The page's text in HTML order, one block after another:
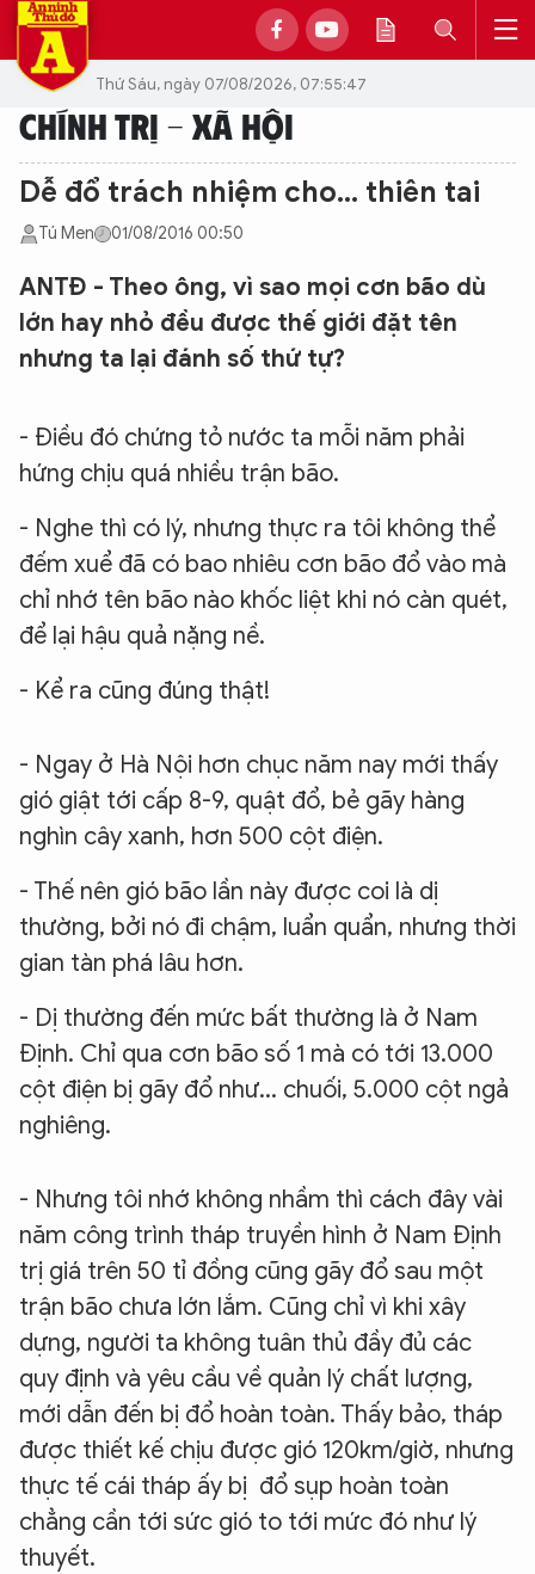
Thứ Sáu, ngày 07/08/2026, 07:55:47
CHÍNH TRỊ - XÃ HỘI
Dễ đổ trách nhiệm cho… thiên tai
Tú Men 01/08/2016 00:50
ANTĐ - Theo ông, vì sao mọi cơn bão dù
lớn hay nhỏ đều được thế giới đặt tên
nhưng ta lại đánh số thứ tự?
- Điều đó chứng tỏ nước ta mỗi năm phải
hứng chịu quá nhiều trận bão.
- Nghe thì có lý, nhưng thực ra tôi không thể
đếm xuể đã có bao nhiêu cơn bão đổ vào mà
chỉ nhớ tên bão nào khốc liệt khi nó càn quét,
để lại hậu quả nặng nề.
- Kể ra cũng đúng thật!
- Ngay ở Hà Nội hơn chục năm nay mới thấy
gió giật tới cấp 8-9, quật đổ, bẻ gãy hàng
nghìn cây xanh, hơn 500 cột điện.
- Thế nên gió bão lần này được coi là dị
thường, bởi nó đi chậm, luẩn quẩn, nhưng thời
gian tàn phá lâu hơn.
- Dị thường đến mức bất thường là ở Nam
Định. Chỉ qua cơn bão số 1 mà có tới 13.000
cột điện bị gãy đổ như... chuối, 5.000 cột ngả
nghiêng.
- Nhưng tôi nhớ không nhầm thì cách đây vài
năm công trình tháp truyền hình ở Nam Định
trị giá trên 50 tỉ đồng cũng gãy đổ sau một
trận bão chưa lớn lắm. Cũng chỉ vì khi xây
dựng, người ta không tuân thủ đầy đủ các
quy định và yêu cầu về quản lý chất lượng,
mới dẫn đến bị đổ hoàn toàn. Thấy bảo, tháp
được thiết kế chịu được gió 120km/giờ, nhưng
thực tế cái tháp ấy bị đổ sụp hoàn toàn
chẳng cần tới sức gió to tới mức đó như lý
thuyết.